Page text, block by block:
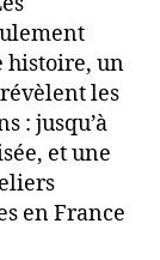
histoire, un
les
: jusqu’à
et une
en France